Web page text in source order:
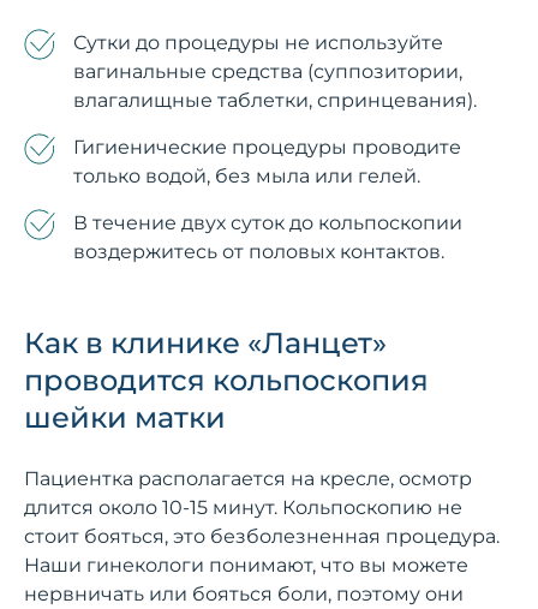
Сутки до процедуры не используйте
вагинальные средства (суппозитории,
влагалищные таблетки, спринцевания).
Гигиенические процедуры проводите
только водой, без мыла или гелей.
В течение двух суток до кольпоскопии
воздержитесь от половых контактов.
Как в клинике «Ланцет»
проводится кольпоскопия
шейки матки
Пациентка располагается на кресле, осмотр
длится около 10-15 минут. Кольпоскопию не
стоит бояться, это безболезненная процедура.
Наши гинекологи понимают, что вы можете
нервничать или бояться боли, поэтому они